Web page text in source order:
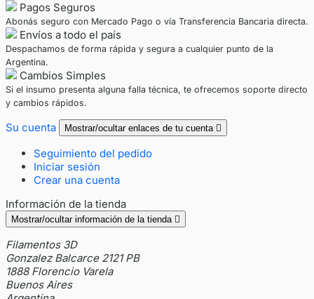
Pagos Seguros
Abonás seguro con Mercado Pago o vía Transferencia Bancaria directa.
Envíos a todo el país
Despachamos de forma rápida y segura a cualquier punto de la
Argentina.
Cambios Simples
Si el insumo presenta alguna falla técnica, te ofrecemos soporte directo
y cambios rápidos.
Su cuenta Mostrar/ocultar enlaces de tu cuenta 
Seguimiento del pedido
Iniciar sesión
Crear una cuenta
Información de la tienda
Mostrar/ocultar información de la tienda 
Filamentos 3D
Gonzalez Balcarce 2121 PB
1888 Florencio Varela
Buenos Aires